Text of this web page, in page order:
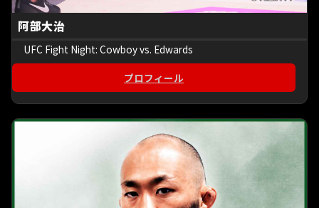
阿部大治
UFC Fight Night: Cowboy vs. Edwards
プロフィール